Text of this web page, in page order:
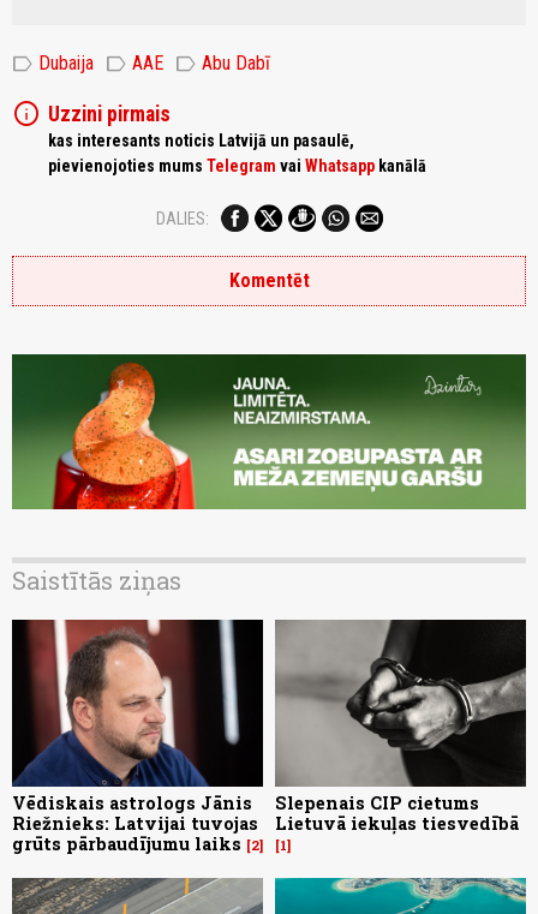
label Dubaija label AAE label Abu Dabī
info Uzzini pirmais
kas interesants noticis Latvijā un pasaulē,
pievienojoties mums Telegram vai Whatsapp kanālā
DALIES:
Komentēt
Saistītās ziņas
Vēdiskais astrologs Jānis
Riežnieks: Latvijai tuvojas
grūts pārbaudījumu laiks
2
Slepenais CIP cietums
Lietuvā iekuļas tiesvedībā
1